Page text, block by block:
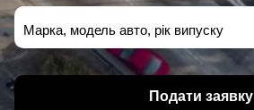
Марка, модель авто, рік випуску
Подати заявку